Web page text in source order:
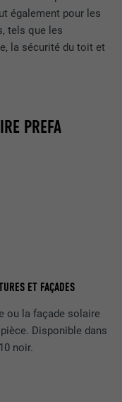
également pour les
tels que les
la sécurité du toit et
PREFA
ET FAÇADES
ou la façade solaire
Disponible dans
noir.